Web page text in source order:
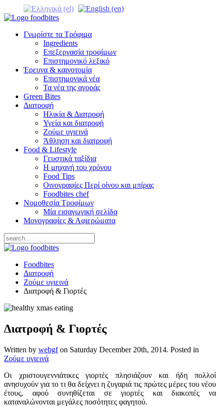
Γνωρίστε τα Τρόφιμα
Ingredients
Επεξεργασία τροφίμων
Επιστημονικό λεξικό
Έρευνα & καινοτομία
Επιστημονικά νέα
Τα νέα της αγοράς
Green Bites
Διατροφή
Ηλικία & Διατροφή
Υγεία και διατροφή
Ζούμε υγιεινά
Άθληση και διατροφή
Food & Lifestyle
Γευστικά ταξίδια
Η μηχανή του χρόνου
Food Tips
Οινογραφίες Περί οίνου και μπίρας
Foodbites chef
Νομοθεσία Τροφίμων
Μία εισαγωγική σελίδα
Μονογραφίες & Αφιερώματα
Foodbites
Διατροφή
Ζούμε υγιεινά
Διατροφή & Γιορτές
Διατροφή & Γιορτές
Written by webgfon Saturday December 20th, 2014. Posted in
Ζούμε υγιεινά
Οι χριστουγεννιάτικες γιορτές πλησιάζουν και ήδη πολλοί
ανησυχούν για το τι θα δείχνει η ζυγαριά τις πρώτες μέρες του νέου
έτους, αφού συνηθίζεται σε γιορτές και διακοπές να
καταναλώνονται μεγάλες ποσότητες φαγητού.